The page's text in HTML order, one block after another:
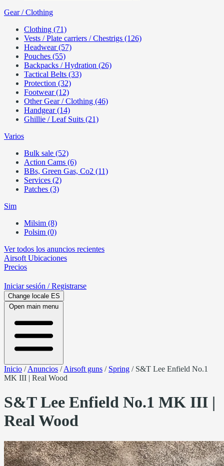
Gear / Clothing
Clothing (71)
Vests / Plate carriers / Chestrigs (126)
Headwear (57)
Pouches (55)
Backpacks / Hydration (26)
Tactical Belts (33)
Protection (32)
Footwear (12)
Other Gear / Clothing (46)
Handgear (14)
Ghillie / Leaf Suits (21)
Varios
Bulk sale (52)
Action Cams (6)
BBs, Green Gas, Co2 (11)
Services (2)
Patches (3)
Sim
Milsim (8)
Polsim (0)
Ver todos los anuncios recientes
Airsoft Ubicaciones
Precios
Iniciar sesión / Registrarse
Change locale ES
Open main menu
Inicio /Anuncios /Airsoft guns / Spring / S&T Lee Enfield No.1
MK III | Real Wood
S&T Lee Enfield No.1 MK III |
Real Wood